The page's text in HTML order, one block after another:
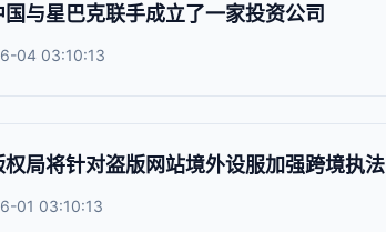
与星巴克联手成立了一家投资公司
04 03:10:13
权局将针对盗版网站境外设服加强跨境执法
01 03:10:13